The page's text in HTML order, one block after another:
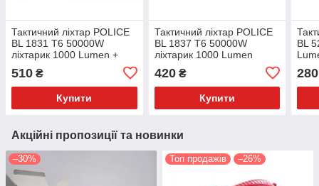
Тактичний ліхтар POLICE
BL 1831 T6 50000W
ліхтарик 1000 Lumen +
510 ₴
Купити
Тактичний ліхтар POLICE
BL 1837 T6 50000W
ліхтарик 1000 Lumen
420₴
Купити
BL
280
Акційні пропозиції та новинки
–30% Топ продажів –26%